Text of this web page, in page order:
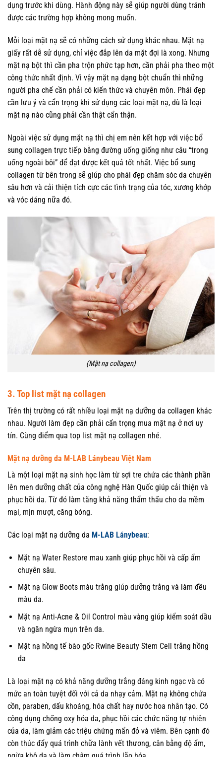
dụng trước khi dùng. Hành động này sẽ giúp người dùng tránh
được các trường hợp không mong muốn.
Mỗi loại mặt nạ sẽ có những cách sử dụng khác nhau. Mặt nạ
giấy rất dễ sử dụng, chỉ việc đắp lên da mặt đợi là xong. Nhưng
mặt nạ bột thì cần pha trộn phức tạp hơn, cần phải pha theo một
công thức nhất định. Vì vậy mặt nạ dạng bột chuẩn thì những
người pha chế cần phải có kiến thức và chuyên môn. Phái đẹp
cần lưu ý và cẩn trọng khi sử dụng các loại mặt nạ, dù là loại
mặt nạ nào cũng phải cần thật cẩn thận.
Ngoài việc sử dụng mặt nạ thì chị em nên kết hợp với việc bổ
sung collagen trực tiếp bằng đường uống giống như câu “trong
uống ngoài bôi” để đạt được kết quả tốt nhất. Việc bổ sung
collagen từ bên trong sẽ giúp cho phái đẹp chăm sóc da chuyên
sâu hơn và cải thiện tích cực các tình trạng của tóc, xương khớp
và vóc dáng nữa đó.
(Mặt nạ collagen)
3. Top list mặt nạ collagen
Trên thị trường có rất nhiều loại mặt nạ dưỡng da collagen khác
nhau. Người làm đẹp cần phải cẩn trọng mua mặt nạ ở nơi uy
tín. Cùng điểm qua top list mặt nạ collagen nhé.
Mặt nạ dưỡng da M-LAB Lánybeau Việt Nam
Là một loại mặt nạ sinh học làm từ sợi tre chứa các thành phần
lên men dưỡng chất của công nghệ Hàn Quốc giúp cải thiện và
phục hồi da. Từ đó làm tăng khả năng thẩm thấu cho da mềm
mại, mịn mượt, căng bóng.
Các loại mặt nạ dưỡng da M-LAB Lánybeau:
Mặt nạ Water Restore mau xanh giúp phục hồi và cấp ẩm
chuyên sâu.
Mặt nạ Glow Boots màu trắng giúp dưỡng trắng và làm đều
màu da.
Mặt nạ Anti-Acne & Oil Control màu vàng giúp kiểm soát dầu
và ngăn ngừa mụn trên da.
Mặt nạ hồng tế bào gốc Rwine Beauty Stem Cell trắng hồng
da
Là loại mặt nạ có khả năng dưỡng trắng đáng kinh ngạc và có
mức an toàn tuyệt đối với cả da nhạy cảm. Mặt nạ không chứa
cồn, paraben, dấu khoáng, hóa chất hay nước hoa nhân tạo. Có
công dụng chống oxy hóa da, phục hồi các chức năng tự nhiên
của da, làm giảm các triệu chứng mẩn đỏ và viêm. Bên cạnh đó
còn thúc đẩy quá trình chữa lành vết thương, cân bằng độ ẩm,